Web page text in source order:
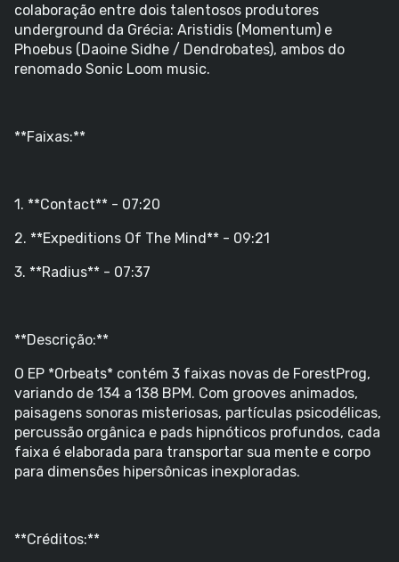
colaboração entre dois talentosos produtores
underground da Grécia: Aristidis (Momentum) e
Phoebus (Daoine Sidhe / Dendrobates), ambos do
renomado Sonic Loom music.
**Faixas:**
1. **Contact** - 07:20
2. **Expeditions Of The Mind** - 09:21
3. **Radius** - 07:37
**Descrição:**
O EP *Orbeats* contém 3 faixas novas de ForestProg,
variando de 134 a 138 BPM. Com grooves animados,
paisagens sonoras misteriosas, partículas psicodélicas,
percussão orgânica e pads hipnóticos profundos, cada
faixa é elaborada para transportar sua mente e corpo
para dimensões hipersônicas inexploradas.
**Créditos:**